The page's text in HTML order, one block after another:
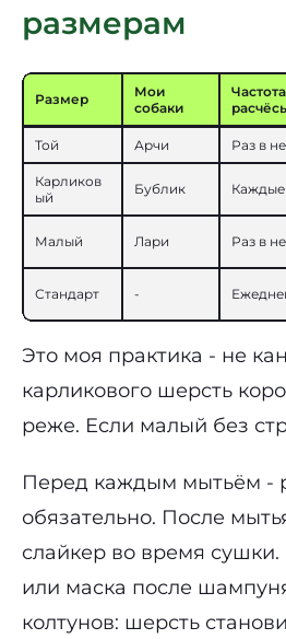
размерам
Размер
Мои
собаки
Частота
Той Арчи Раз в
Карликов
ый
Бублик Каждые
Малый Лари Раз в
Стандарт -
Это моя практика - не
карликового шерсть
реже. Если малый без
Перед каждым мытьём -
обязательно. После
слайкер во время
или маска после
колтунов: шерсть